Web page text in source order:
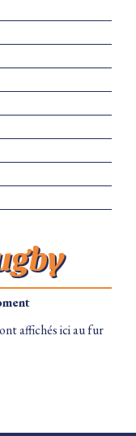
affichés ici au fur